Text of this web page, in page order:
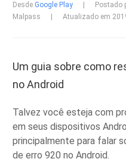
Desde Google Play
Postado
Malpass
Atualizado em
Um guia sobre como
no Android
Talvez você esteja com
em seus dispositivos
principalmente para falar
de erro 920 no Android.